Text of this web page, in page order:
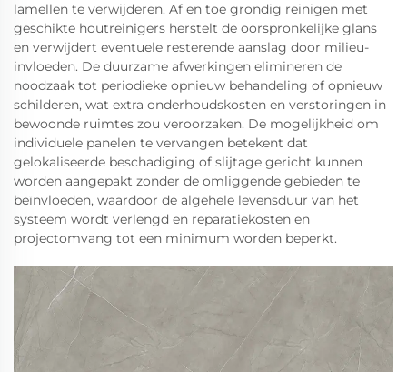
lamellen te verwijderen. Af en toe grondig reinigen met
geschikte houtreinigers herstelt de oorspronkelijke glans
en verwijdert eventuele resterende aanslag door milieu-
invloeden. De duurzame afwerkingen elimineren de
noodzaak tot periodieke opnieuw behandeling of opnieuw
schilderen, wat extra onderhoudskosten en verstoringen in
bewoonde ruimtes zou veroorzaken. De mogelijkheid om
individuele panelen te vervangen betekent dat
gelokaliseerde beschadiging of slijtage gericht kunnen
worden aangepakt zonder de omliggende gebieden te
beïnvloeden, waardoor de algehele levensduur van het
systeem wordt verlengd en reparatiekosten en
projectomvang tot een minimum worden beperkt.